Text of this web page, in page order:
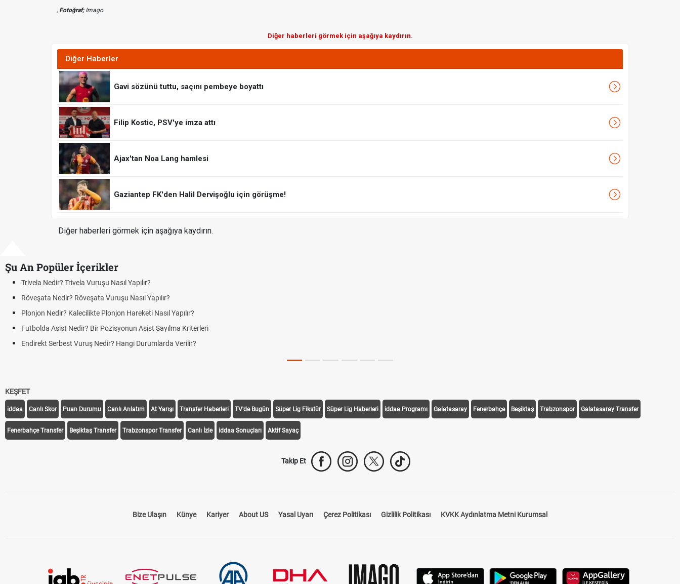
, Fotoğraf;Imago
Diğer haberleri görmek için aşağıya kaydırın.
Diğer Haberler
Gavi sözünü tuttu, saçını pembeye boyattı
Filip Kostic, PSV'ye imza attı
Ajax'tan Noa Lang hamlesi
Gaziantep FK'den Halil Dervişoğlu için görüşme!
Diğer haberleri görmek için aşağıya kaydırın.
Şu An Popüler İçerikler
Trivela Nedir? Trivela Vuruşu Nasıl Yapılır?
Röveşata Nedir? Röveşata Vuruşu Nasıl Yapılır?
Plonjon Nedir? Kalecilikte Plonjon Hareketi Nasıl Yapılır?
Futbolda Asist Nedir? Bir Pozisyonun Asist Sayılma Kriterleri
Endirekt Serbest Vuruş Nedir? Hangi Durumlarda Verilir?
KEŞFET
iddaa Canlı Skor Puan Durumu Canlı Anlatım At Yarışı Transfer Haberleri TV'de Bugün Süper Lig Fikstür Süper Lig Haberleri iddaa Programı Galatasaray Fenerbahçe Beşiktaş Trabzonspor Galatasaray Transfer
Fenerbahçe Transfer Beşiktaş Transfer Trabzonspor Transfer Canlı İzle iddaa Sonuçları Aktif Sayaç
Takip Et
Bize Ulaşın Künye Kariyer About US Yasal Uyarı Çerez Politikası Gizlilik Politikası KVKK Aydınlatma Metni Kurumsal